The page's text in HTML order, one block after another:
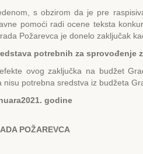
s obzirom da je pre
pomoći radi ocene teksta
Požarevca je donelo zaključak
potrebnih za sprovođenje
ovog zaključka na budžet
nisu potrebna sredstva iz budžeta
2021. godine
POŽARЕVCA